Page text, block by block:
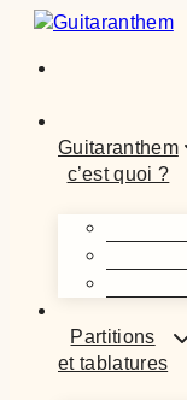
Aller
contenu
Guitaranthem
c’est quoi ?
Partitions
et tablatures